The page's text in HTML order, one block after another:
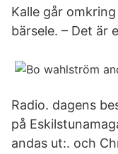
Kalle går
bärsele. – Det är
Radio. dagens
på
andas ut:. och